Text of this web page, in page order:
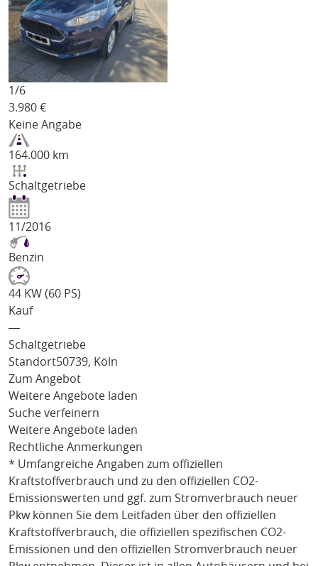
1/6
3.980 €
Keine Angabe
164.000 km
Schaltgetriebe
11/2016
Benzin
44 KW (60 PS)
Kauf
―
Schaltgetriebe
Standort50739, Köln
Zum Angebot
Weitere Angebote laden
Suche verfeinern
Weitere Angebote laden
Rechtliche Anmerkungen
* Umfangreiche Angaben zum offiziellen
Kraftstoffverbrauch und zu den offiziellen CO2-
Emissionswerten und ggf. zum Stromverbrauch neuer
Pkw können Sie dem Leitfaden über den offiziellen
Kraftstoffverbrauch, die offiziellen spezifischen CO2-
Emissionen und den offiziellen Stromverbrauch neuer